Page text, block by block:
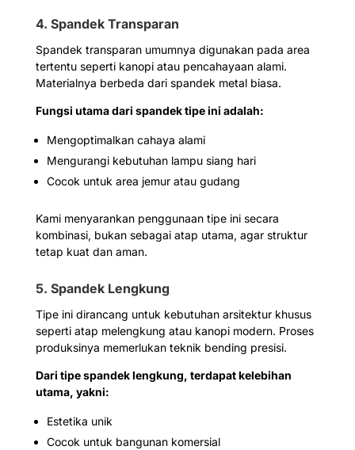
4. Spandek Transparan
Spandek transparan umumnya digunakan pada area
tertentu seperti kanopi atau pencahayaan alami.
Materialnya berbeda dari spandek metal biasa.
Fungsi utama dari spandek tipe ini adalah:
Mengoptimalkan cahaya alami
Mengurangi kebutuhan lampu siang hari
Cocok untuk area jemur atau gudang
Kami menyarankan penggunaan tipe ini secara
kombinasi, bukan sebagai atap utama, agar struktur
tetap kuat dan aman.
5. Spandek Lengkung
Tipe ini dirancang untuk kebutuhan arsitektur khusus
seperti atap melengkung atau kanopi modern. Proses
produksinya memerlukan teknik bending presisi.
Dari tipe spandek lengkung, terdapat kelebihan
utama, yakni:
Estetika unik
Cocok untuk bangunan komersial